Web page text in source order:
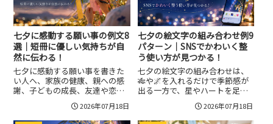
七夕に感動する願い事の例文8
選｜短冊に優しい気持ちが自
然に伝わる！
七夕に感動する願い事を書きた
い人へ、家族の健康、親への感
謝、子どもの成長、友達や恋人
への思いなど、短冊にそのまま
使いやすい例文を紹介しなが
ら、心に残る書き方や場面別の
2026年07月18日
七夕の絵文字の組み合わせ例9
パターン｜SNSでかわいく整
う使い方が見つかる！
七夕の絵文字の組み合わせは、
🎋や🌌を入れるだけで季節感が
出る一方で、星やハートを足し
すぎると読みにくく見えること
があります。LINE、Instagram、
X、ブログの導入文などで使うな
2026年07月18日